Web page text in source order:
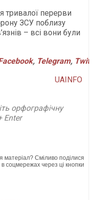
тривалої перерви
ЗСУ поблизу
– всі вони були
, Telegram,
UAINFO
орфографічну
Enter
матеріал? Сміливо поділися
соцмережах через ці кнопки